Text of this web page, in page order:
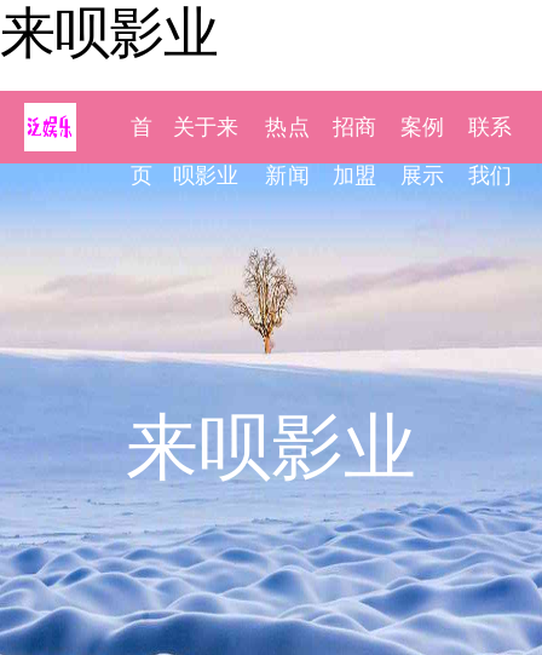
来呗影业
首
页
关于来
呗影业
热点
新闻
招商
加盟
案例
展示
联系
我们
来呗影业